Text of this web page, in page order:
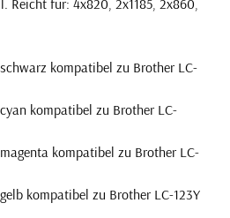
kompatibel zu Brother LC-
kompatibel zu Brother LC-
kompatibel zu Brother LC-
kompatibel zu Brother LC-123Y